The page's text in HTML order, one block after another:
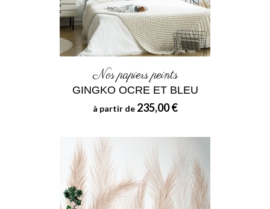
Nos papiers peints
GINGKO OCRE ET BLEU
à partir de 235,00 €